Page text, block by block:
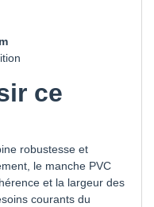
ce
robustesse et
le manche PVC
et la largeur des
courants du